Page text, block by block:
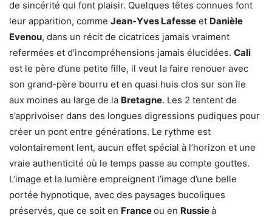
de sincérité qui font plaisir. Quelques têtes connues font
leur apparition, comme Jean-Yves Lafesse et Danièle
Evenou, dans un récit de cicatrices jamais vraiment
refermées et d’incompréhensions jamais élucidées. Cali
est le père d’une petite fille, il veut la faire renouer avec
son grand-père bourru et en quasi huis clos sur son île
aux moines au large de la Bretagne. Les 2 tentent de
s’apprivoiser dans des longues digressions pudiques pour
créer un pont entre générations. Le rythme est
volontairement lent, aucun effet spécial à l’horizon et une
vraie authenticité où le temps passe au compte gouttes.
L’image et la lumière empreignent l’image d’une belle
portée hypnotique, avec des paysages bucoliques
préservés, que ce soit en Franceou en Russieà